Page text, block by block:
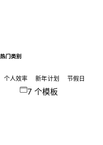
热门类别
个人效率 新年计划 节假日
7 个模板